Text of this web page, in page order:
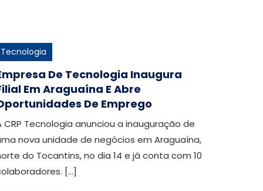
Tecnologia
De Tecnologia Inaugura
Em Araguaína E Abre
De Emprego
CRP Tecnologia anunciou a inauguração de
nova unidade de negócios em Araguaína,
do Tocantins, no dia 14 e já conta com 10
[…]